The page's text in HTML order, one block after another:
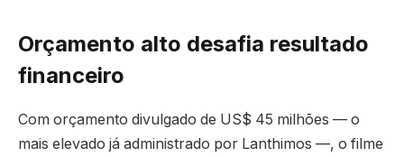
Orçamento alto desafia resultado
financeiro
Com orçamento divulgado de US$ 45 milhões — o
mais elevado já administrado por Lanthimos —, o filme